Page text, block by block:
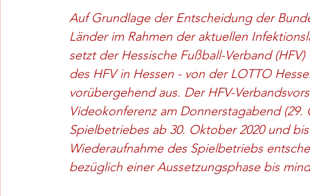
Auf Grundlage der Entscheidung der
Länder im Rahmen der aktuellen
setzt der Hessische Fußball-Verband
des HFV in Hessen - von der LOTTO
vorübergehend aus. Der HFV-
Videokonferenz am Donnerstagabend
Spielbetriebes ab 30. Oktober 2020 und
Wiederaufnahme des Spielbetriebs
bezüglich einer Aussetzungsphase bis